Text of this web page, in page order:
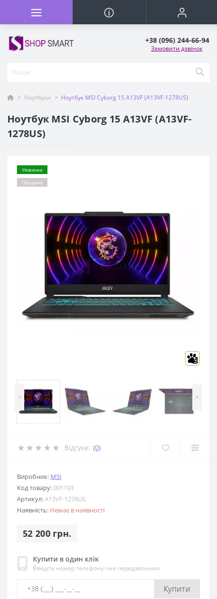
+38 (096) 244-66-94
Замовити дзвінок
Ноутбуки Ноутбук MSI Cyborg 15 A13VF (A13VF-1278US)
Ноутбук MSI Cyborg 15 A13VF (A13VF-
1278US)
Новинка
Продано
3
< >
Відгуки: (0)
Виробник: MSI
Код товару:001193
Артикул:A13VF-1278US
Наявність: Немає в наявності
52 200 грн.
Купити в один клік
Введіть номер телефону і ми передзвонимо
Купити